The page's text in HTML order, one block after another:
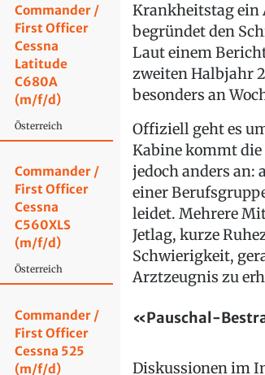
Commander /
First Officer
Cessna
Latitude
C680A
(m/f/d)
Österreich
Commander /
First Officer
Cessna
C560XLS
(m/f/d)
Österreich
Commander /
First Officer
Cessna 525
(m/f/d)
Krankheitstag ein
begründet den
Laut einem
zweiten Halbjahr
besonders an
Offiziell geht es
Kabine kommt
jedoch anders an:
einer
leidet. Mehrere
Jetlag, kurze
Schwierigkeit,
Arztzeugnis zu
«Pauschal-
Diskussionen im